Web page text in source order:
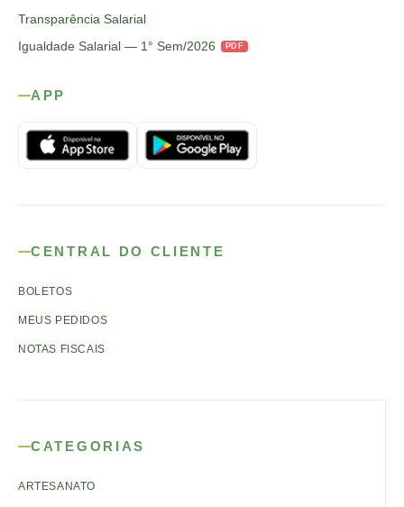
Transparência Salarial
Igualdade Salarial — 1° Sem/2026
PDF
APP
CENTRAL DO CLIENTE
BOLETOS
MEUS PEDIDOS
NOTAS FISCAIS
CATEGORIAS
ARTESANATO